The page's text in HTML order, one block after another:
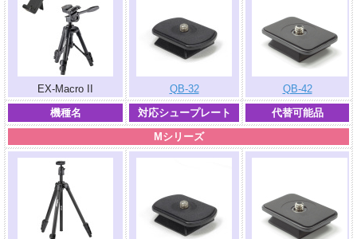
EX-Macro II QB-32
QB-42
機種名
対応シュープレート
代替可能品
Mシリーズ